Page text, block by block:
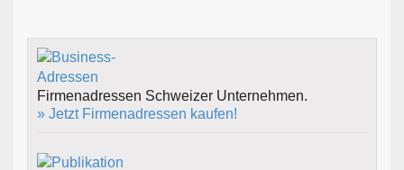
Firmenadressen Schweizer Unternehmen.
» Jetzt Firmenadressen kaufen!